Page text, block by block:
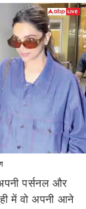
पर्सनल और
में वो अपनी आने